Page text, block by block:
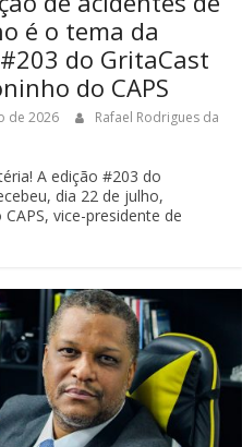
é o tema da
do GritaCast
do CAPS
de 2026
Rafael Rodrigues da
A edição #203 do
dia 22 de julho,
vice-presidente de